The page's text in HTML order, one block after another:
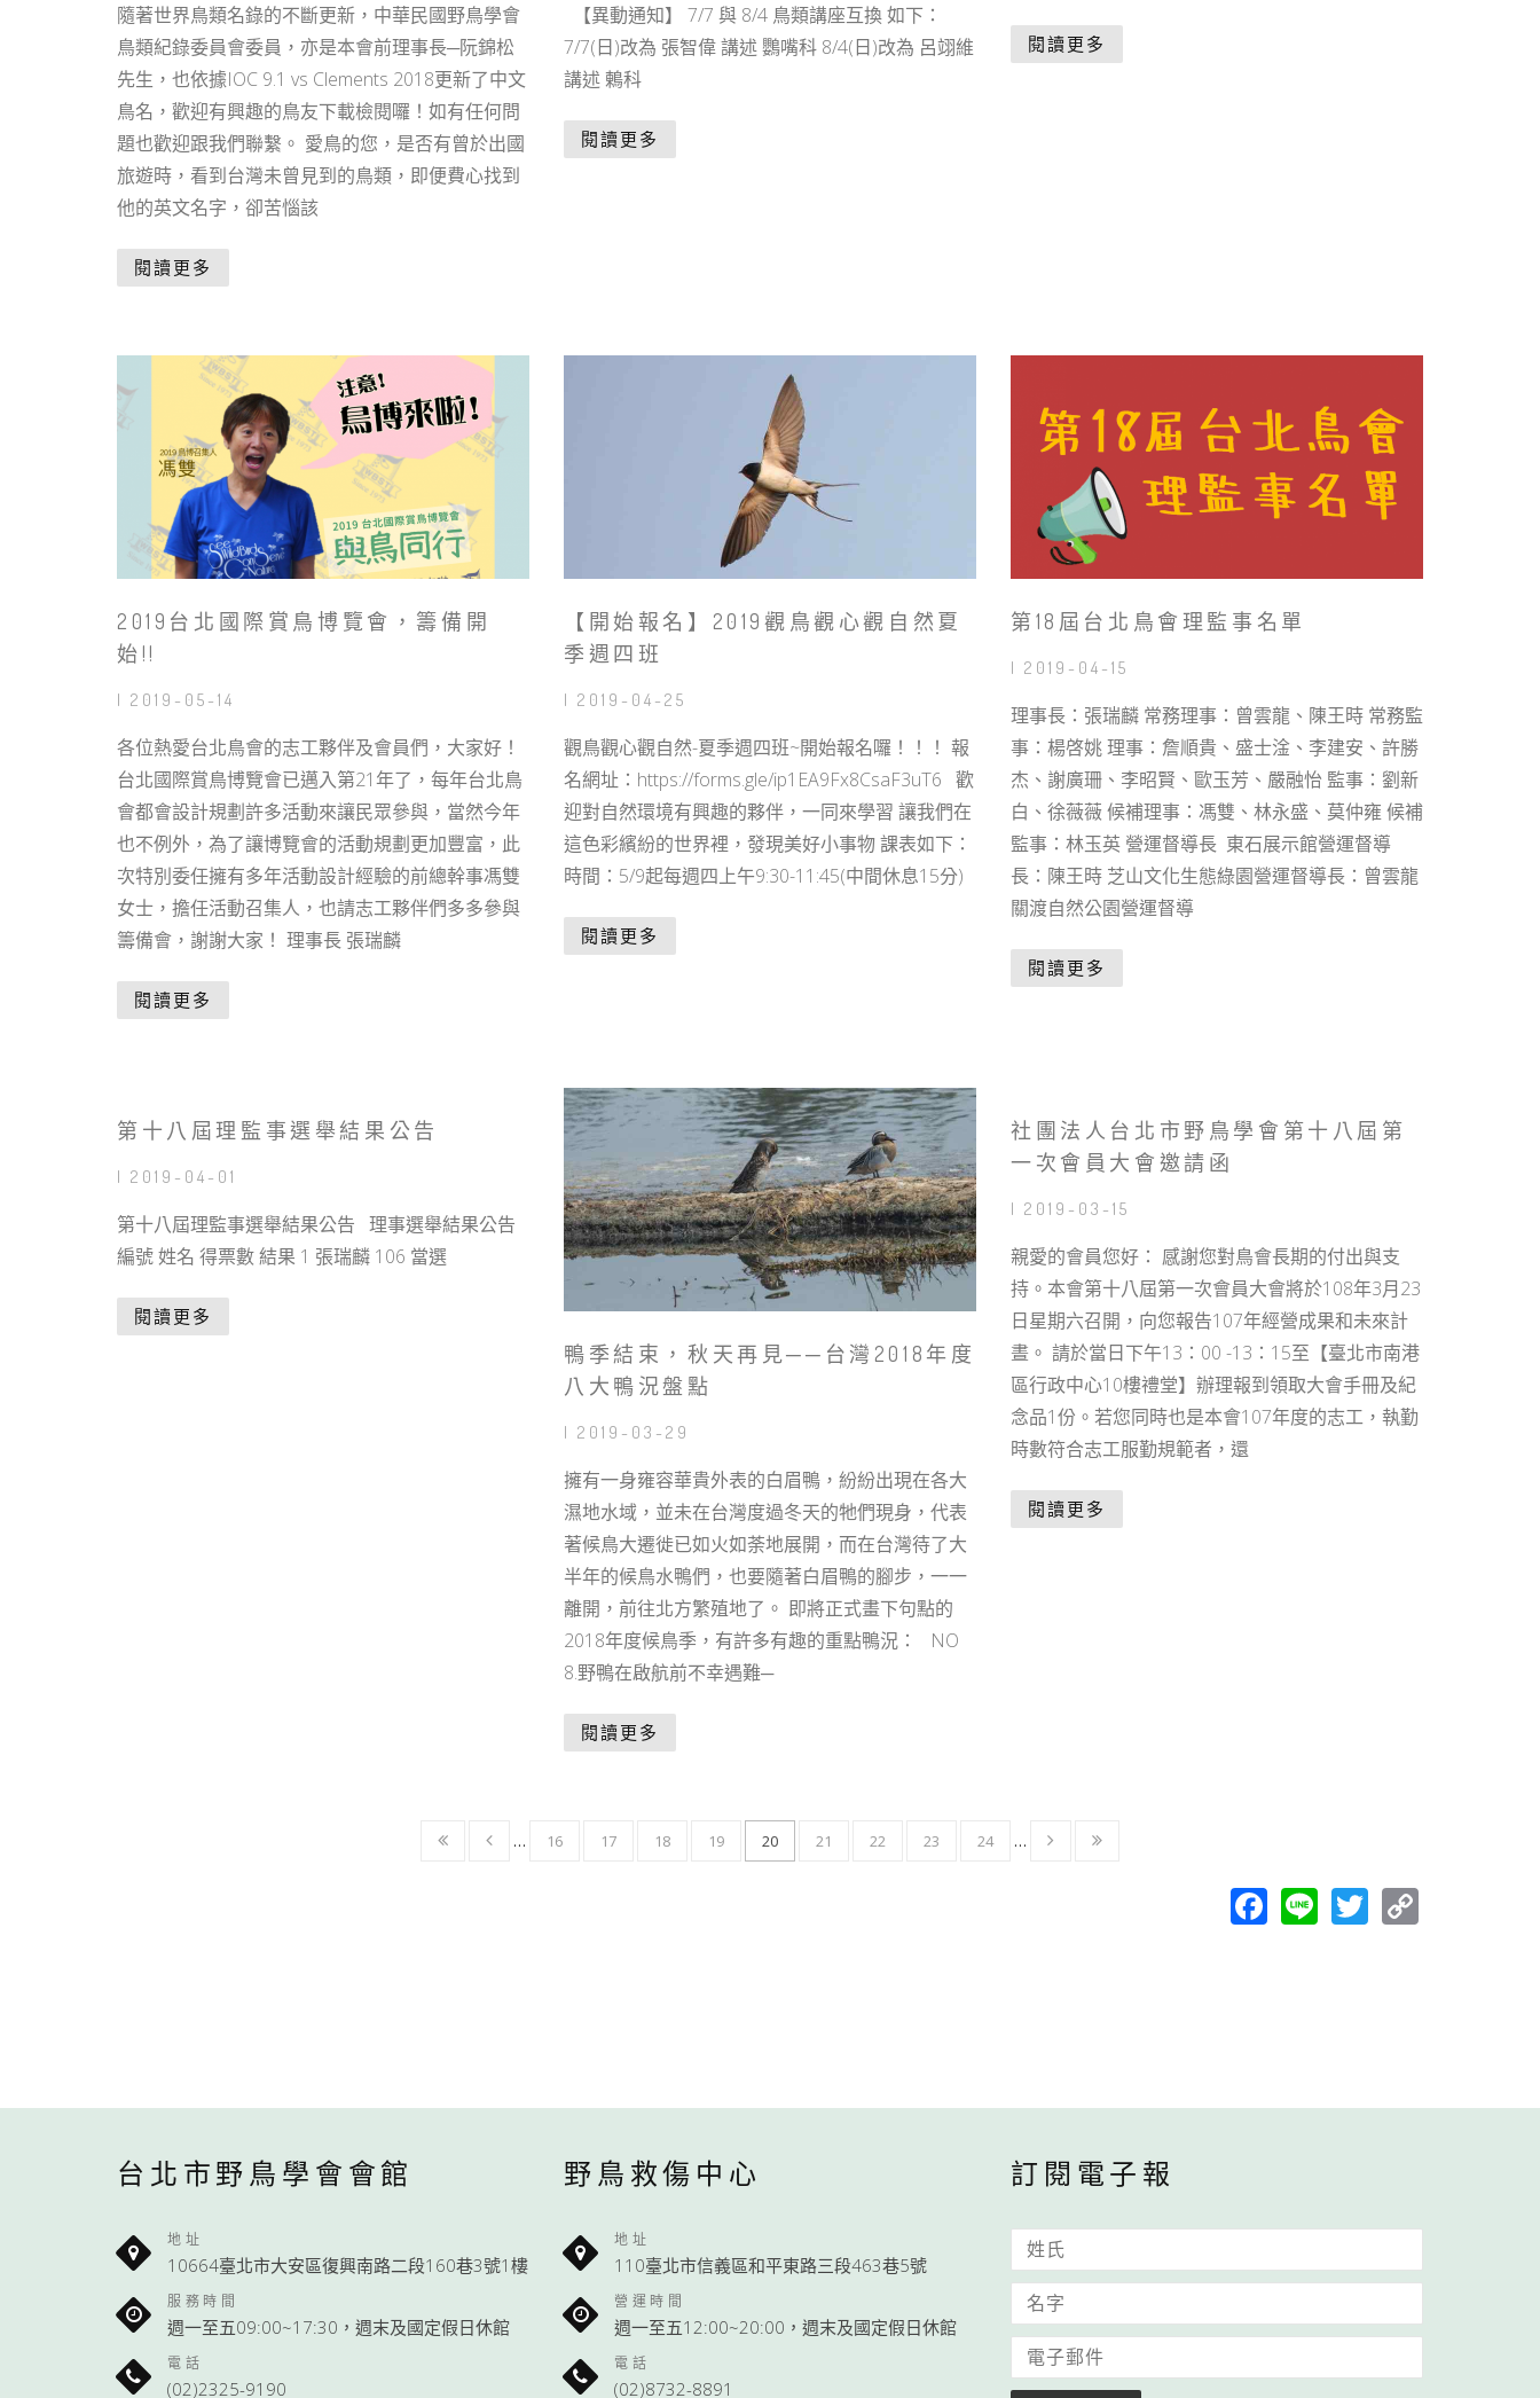
隨著世界鳥類名錄的不斷更新，中華民國野鳥學會
鳥類紀錄委員會委員，亦是本會前理事長─阮錦松
先生，也依據IOC 9.1 vs Clements 2018更新了中文
鳥名，歡迎有興趣的鳥友下載檢閱囉！如有任何問
題也歡迎跟我們聯繫。 愛鳥的您，是否有曾於出國
旅遊時，看到台灣未曾見到的鳥類，即便費心找到
他的英文名字，卻苦惱該
閱讀更多
【異動通知】 7/7 與 8/4 鳥類講座互換 如下：
7/7(日)改為 張智偉 講述 鸚嘴科 8/4(日)改為 呂翊維
講述 鶇科
閱讀更多
閱讀更多
2019台北國際賞鳥博覽會，籌備開
始!!
| 2019-05-14
各位熱愛台北鳥會的志工夥伴及會員們，大家好！
台北國際賞鳥博覽會已邁入第21年了，每年台北鳥
會都會設計規劃許多活動來讓民眾參與，當然今年
也不例外，為了讓博覽會的活動規劃更加豐富，此
次特別委任擁有多年活動設計經驗的前總幹事馮雙
女士，擔任活動召集人，也請志工夥伴們多多參與
籌備會，謝謝大家！ 理事長 張瑞麟
閱讀更多
【開始報名】2019觀鳥觀心觀自然夏
季週四班
| 2019-04-25
觀鳥觀心觀自然-夏季週四班~開始報名囉！！！ 報
名網址：https://forms.gle/ip1EA9Fx8CsaF3uT6 歡
迎對自然環境有興趣的夥伴，一同來學習 讓我們在
這色彩繽紛的世界裡，發現美好小事物 課表如下：
時間：5/9起每週四上午9:30-11:45(中間休息15分)
閱讀更多
第18屆台北鳥會理監事名單
| 2019-04-15
理事長：張瑞麟 常務理事：曾雲龍、陳王時 常務監
事：楊啓姚 理事：詹順貴、盛士淦、李建安、許勝
杰、謝廣珊、李昭賢、歐玉芳、嚴融怡 監事：劉新
白、徐薇薇 候補理事：馮雙、林永盛、莫仲雍 候補
監事：林玉英 營運督導長 東石展示館營運督導
長：陳王時 芝山文化生態綠園營運督導長：曾雲龍
關渡自然公園營運督導
閱讀更多
第十八屆理監事選舉結果公告
| 2019-04-01
第十八屆理監事選舉結果公告 理事選舉結果公告
編號 姓名 得票數 結果 1 張瑞麟 106 當選
閱讀更多
鴨季結束，秋天再見──台灣2018年度
八大鴨況盤點
| 2019-03-29
擁有一身雍容華貴外表的白眉鴨，紛紛出現在各大
濕地水域，並未在台灣度過冬天的牠們現身，代表
著候鳥大遷徙已如火如荼地展開，而在台灣待了大
半年的候鳥水鴨們，也要隨著白眉鴨的腳步，一一
離開，前往北方繁殖地了。 即將正式畫下句點的
2018年度候鳥季，有許多有趣的重點鴨況： NO
8.野鴨在啟航前不幸遇難─
閱讀更多
社團法人台北市野鳥學會第十八屆第
一次會員大會邀請函
| 2019-03-15
親愛的會員您好： 感謝您對鳥會長期的付出與支
持。本會第十八屆第一次會員大會將於108年3月23
日星期六召開，向您報告107年經營成果和未來計
晝。 請於當日下午13：00 -13：15至【臺北市南港
區行政中心10樓禮堂】辦理報到領取大會手冊及紀
念品1份。若您同時也是本會107年度的志工，執勤
時數符合志工服勤規範者，還
閱讀更多
… 16 17 18 19 20 21 22 23 24 …
Facebook
LineTwitter
台北市野鳥學會會館
地址
10664臺北市大安區復興南路二段160巷3號1樓
服務時間
週一至五09:00~17:30，週末及國定假日休館
電話
(02)2325-9190
野鳥救傷中心
地址
110臺北市信義區和平東路三段463巷5號
營運時間
週一至五12:00~20:00，週末及國定假日休館
電話
(02)8732-8891
訂閱電子報